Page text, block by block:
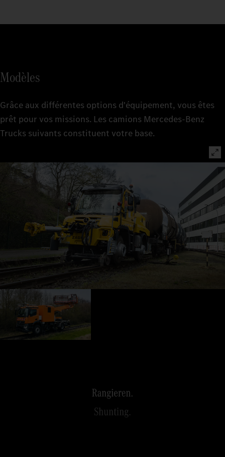
Modèles
Grâce aux différentes options d'équipement, vous êtes
prêt pour vos missions. Les camions Mercedes-Benz
Trucks suivants constituent votre base.